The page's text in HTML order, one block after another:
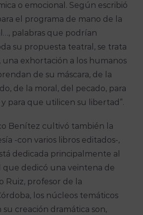
o emocional. Según escribió
el programa de mano de la
palabras que podrían
su propuesta teatral, se trata
exhortación a los humanos
de su máscara, de la
de la moral, del pecado, para
para que utilicen su libertad”.
Benítez cultivó también la
-con varios libros editados-,
dedicada principalmente al
que dedicó una veintena de
Ruiz, profesor de la
los núcleos temáticos
creación dramática son,